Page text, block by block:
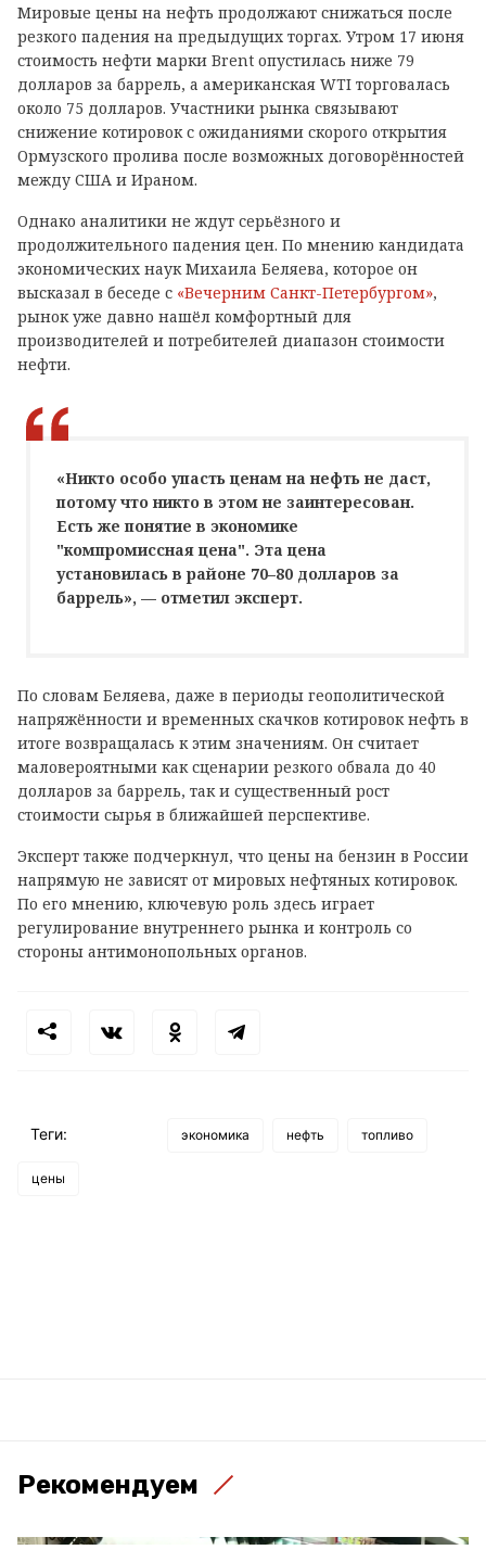
Мировые цены на нефть продолжают снижаться после
резкого падения на предыдущих торгах. Утром 17 июня
стоимость нефти марки Brent опустилась ниже 79
долларов за баррель, а американская WTI торговалась
около 75 долларов. Участники рынка связывают
снижение котировок с ожиданиями скорого открытия
Ормузского пролива после возможных договорённостей
между США и Ираном.
Однако аналитики не ждут серьёзного и
продолжительного падения цен. По мнению кандидата
экономических наук Михаила Беляева, которое он
высказал в беседе с «Вечерним Санкт-Петербургом»,
рынок уже давно нашёл комфортный для
производителей и потребителей диапазон стоимости
нефти.
«Никто особо упасть ценам на нефть не даст,
потому что никто в этом не заинтересован.
Есть же понятие в экономике
"компромиссная цена". Эта цена
установилась в районе 70–80 долларов за
баррель», — отметил эксперт.
По словам Беляева, даже в периоды геополитической
напряжённости и временных скачков котировок нефть в
итоге возвращалась к этим значениям. Он считает
маловероятными как сценарии резкого обвала до 40
долларов за баррель, так и существенный рост
стоимости сырья в ближайшей перспективе.
Эксперт также подчеркнул, что цены на бензин в России
напрямую не зависят от мировых нефтяных котировок.
По его мнению, ключевую роль здесь играет
регулирование внутреннего рынка и контроль со
стороны антимонопольных органов.
Теги: экономика нефть топливо
цены
Рекомендуем